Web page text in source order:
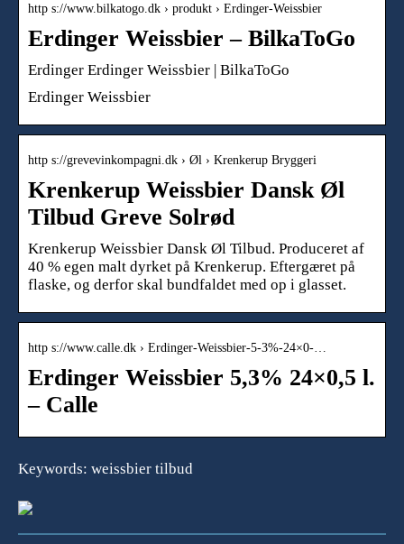
http s://www.bilkatogo.dk › produkt › Erdinger-Weissbier
Erdinger Weissbier – BilkaToGo
Erdinger Erdinger Weissbier | BilkaToGo
Erdinger Weissbier
http s://grevevinkompagni.dk › Øl › Krenkerup Bryggeri
Krenkerup Weissbier Dansk Øl
Tilbud Greve Solrød
Krenkerup Weissbier Dansk Øl Tilbud. Produceret af
40 % egen malt dyrket på Krenkerup. Eftergæret på
flaske, og derfor skal bundfaldet med op i glasset.
http s://www.calle.dk › Erdinger-Weissbier-5-3%-24×0-…
Erdinger Weissbier 5,3% 24×0,5 l.
– Calle
Keywords: weissbier tilbud